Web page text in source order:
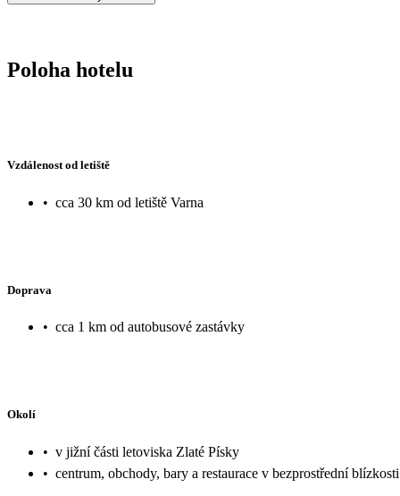
Poloha hotelu
Vzdálenost od letiště
• cca 30 km od letiště Varna
Doprava
• cca 1 km od autobusové zastávky
Okolí
• v jižní části letoviska Zlaté Písky
• centrum, obchody, bary a restaurace v bezprostřední blízkosti